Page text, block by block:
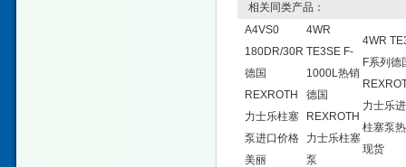
相关同类产品：
A4VS0
180DR/30R
德国
REXROTH
力士乐柱塞
泵进口价格
美丽
4WR
TE3SE F-
1000L热销
德国
REXROTH
力士乐柱塞
泵
4WR
F系列德
力士乐
柱塞泵
现货